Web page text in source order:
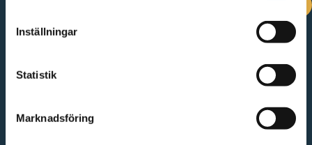
Inställningar
Statistik
Marknadsföring
Vingåkersvägen 18, 641 51 Katrineholm